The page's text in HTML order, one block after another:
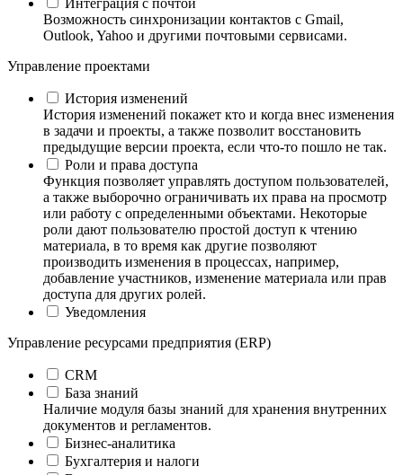
Возможность синхронизации контактов с Gmail,
Outlook, Yahoo и другими почтовыми сервисами.
Управление проектами
История изменений
История изменений покажет кто и когда внес изменения
в задачи и проекты, а также позволит восстановить
предыдущие версии проекта, если что-то пошло не так.
Роли и права доступа
Функция позволяет управлять доступом пользователей,
а также выборочно ограничивать их права на просмотр
или работу с определенными объектами. Некоторые
роли дают пользователю простой доступ к чтению
материала, в то время как другие позволяют
производить изменения в процессах, например,
добавление участников, изменение материала или прав
доступа для других ролей.
Уведомления
Управление ресурсами предприятия (ERP)
CRM
База знаний
Наличие модуля базы знаний для хранения внутренних
документов и регламентов.
Бизнес-аналитика
Бухгалтерия и налоги